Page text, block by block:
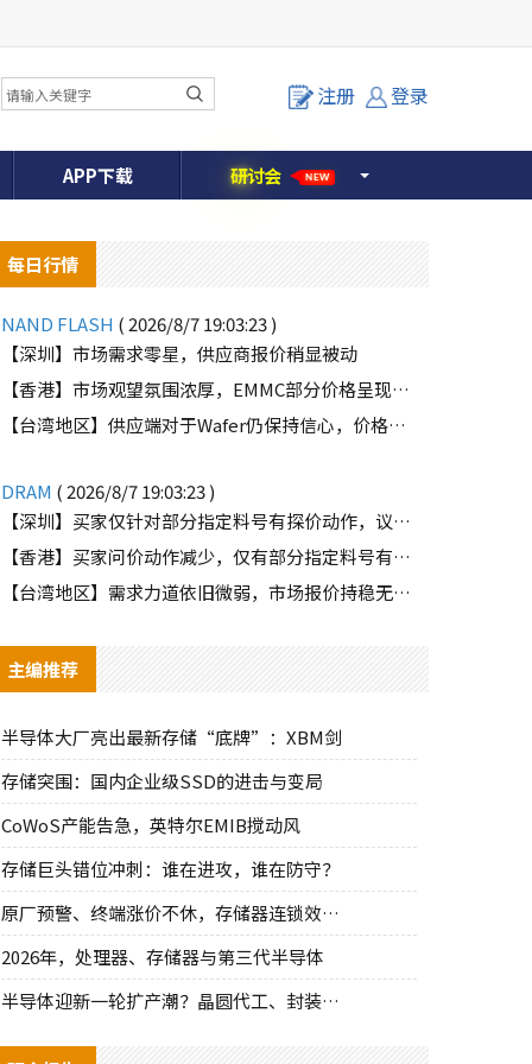
注册 登录
APP下载 研讨会 NEW
每日行情
NAND FLASH ( 2026/8/7 19:03:23 )
【深圳】市场需求零星，供应商报价稍显被动
【香港】市场观望氛围浓厚，EMMC部分价格呈现下滑趋势
【台湾地区】供应端对于Wafer仍保持信心，价格微幅上扬且惜售态度不变
DRAM ( 2026/8/7 19:03:23 )
【深圳】买家仅针对部分指定料号有探价动作，议价动作有所减少
【香港】买家问价动作减少，仅有部分指定料号有零星询单动作
【台湾地区】需求力道依旧微弱，市场报价持稳无明显波动
主编推荐
半导体大厂亮出最新存储“底牌”：XBM剑
存储突围：国内企业级SSD的进击与变局
CoWoS产能告急，英特尔EMIB搅动风
存储巨头错位冲刺：谁在进攻，谁在防守？
原厂预警、终端涨价不休，存储器连锁效应持
2026年，处理器、存储器与第三代半导体
半导体迎新一轮扩产潮？晶圆代工、封装、光